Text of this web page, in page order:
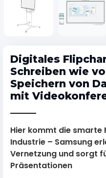
Digitales
Schreiben wie
Speichern von
mit
Hier kommt die
Industrie – Samsung
Vernetzung und sorgt
Präsentationen